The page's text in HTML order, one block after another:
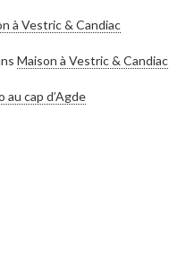
à Vestric & Candiac
Maison à Vestric & Candiac
au cap d’Agde